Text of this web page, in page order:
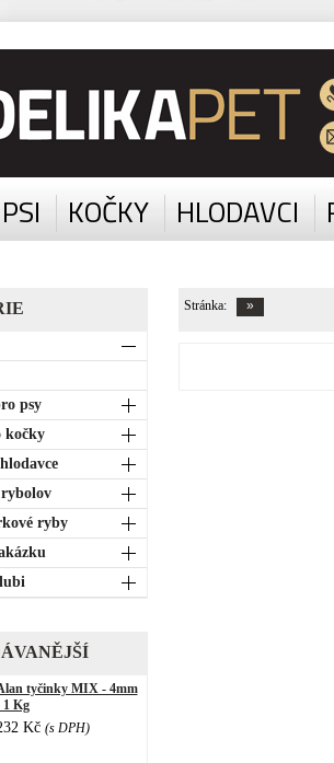
PSI KOČKY HLODAVCI
psy
kočky
ryby
tyčinky MIX - 4mm
1 Kg
Kč (s DPH)
Stránka: